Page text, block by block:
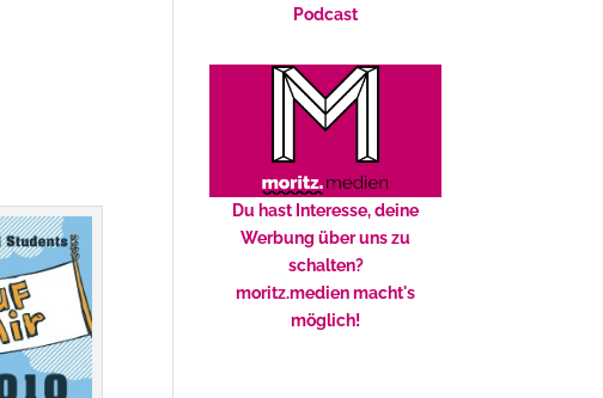
Podcast
Du hast Interesse, deine
Werbung über uns zu
schalten?
moritz.medien macht's
möglich!